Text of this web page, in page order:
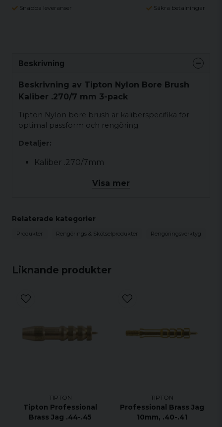
Snabba leveranser Säkra betalningar
Liknande produkter
TIPTON
Tipton Professional
Brass Jag .44-.45
TIPTON
Professional Brass Jag
10mm, .40-.41
Beskrivning
Beskrivning av Tipton Nylon Bore Brush
Kaliber .270/7 mm 3-pack
Tipton Nylon bore brush är kaliberspecifika för
optimal passform och rengöring.
Detaljer:
Kaliber .270/7mm
Visa mer
Relaterade kategorier
Produkter Rengörings & Skötselprodukter Rengöringsverktyg